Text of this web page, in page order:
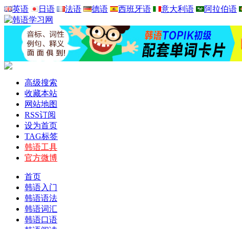
英语 日语 法语 德语 西班牙语 意大利语 阿拉伯语
高级搜索
收藏本站
网站地图
RSS订阅
设为首页
TAG标签
韩语工具
官方微博
首页
韩语入门
韩语语法
韩语词汇
韩语口语